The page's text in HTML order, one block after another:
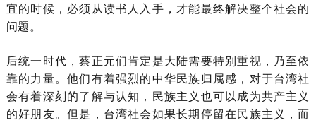
宜的时候，必须从读书人入手，才能最终解决整个社会的
问题。
后统一时代，蔡正元们肯定是大陆需要特别重视，乃至依
靠的力量。他们有着强烈的中华民族归属感，对于台湾社
会有着深刻的了解与认知， 民族主义也可以成为共产主义
的好朋友。但是，台湾社会如果长期停留在民族主义，而